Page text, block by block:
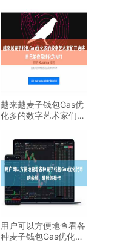
越来越麦子钱包Gas优
化多的数字艺术家们开
用户可以方便地查看各
种麦子钱包Gas优化代